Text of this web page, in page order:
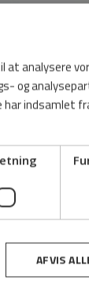
analysere
og
har indsamlet
AFVIS